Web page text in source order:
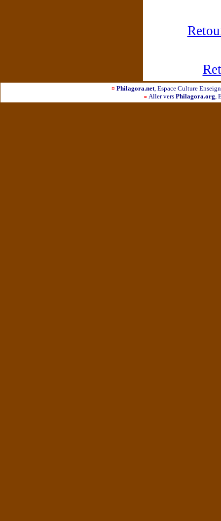
¤ Philagora.net, Espace Culture
¤ Aller vers Philagora.org,